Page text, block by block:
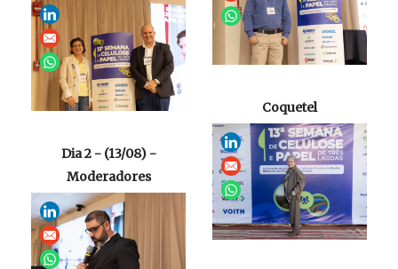
Coquetel
Dia 2 - (13/08) -
Moderadores